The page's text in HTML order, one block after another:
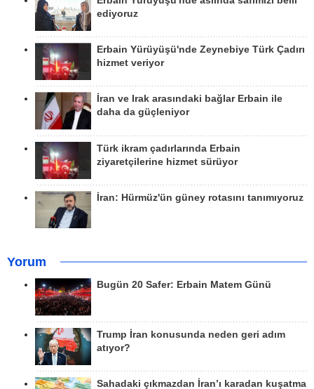
ediyoruz
Erbain Yürüyüşü'nde Zeynebiye Türk Çadırı
hizmet veriyor
İran ve Irak arasındaki bağlar Erbain ile
daha da güçleniyor
Türk ikram çadırlarında Erbain
ziyaretçilerine hizmet sürüyor
İran: Hürmüz'ün güney rotasını tanımıyoruz
Yorum
Bugün 20 Safer: Erbain Matem Günü
Trump İran konusunda neden geri adım
atıyor?
Sahadaki çıkmazdan İran’ı karadan kuşatma